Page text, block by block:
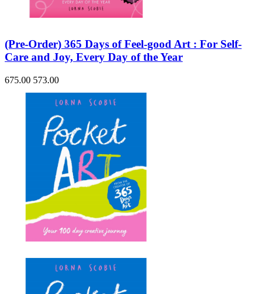
(Pre-Order) 365 Days of Feel-good Art : For Self-
Care and Joy, Every Day of the Year
675.00 573.00